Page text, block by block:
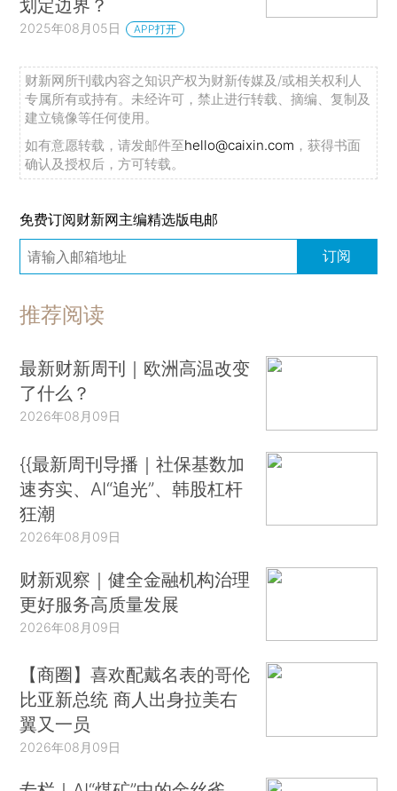
划定边界？
2025年08月05日 APP打开
财新网所刊载内容之知识产权为财新传媒及/或相关权利人
专属所有或持有。未经许可，禁止进行转载、摘编、复制及
建立镜像等任何使用。
如有意愿转载，请发邮件至hello@caixin.com ，获得书面
确认及授权后，方可转载。
免费订阅财新网主编精选版电邮
订阅
推荐阅读
最新财新周刊｜欧洲高温改变
了什么？
2026年08月09日
{{最新周刊导播｜社保基数加
速夯实、AI“追光”、韩股杠杆
狂潮
2026年08月09日
财新观察｜健全金融机构治理
更好服务高质量发展
2026年08月09日
【商圈】喜欢配戴名表的哥伦
比亚新总统 商人出身拉美右
翼又一员
2026年08月09日